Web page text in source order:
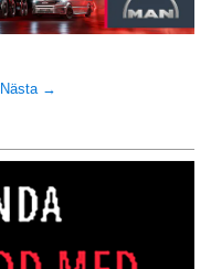
Nästa →